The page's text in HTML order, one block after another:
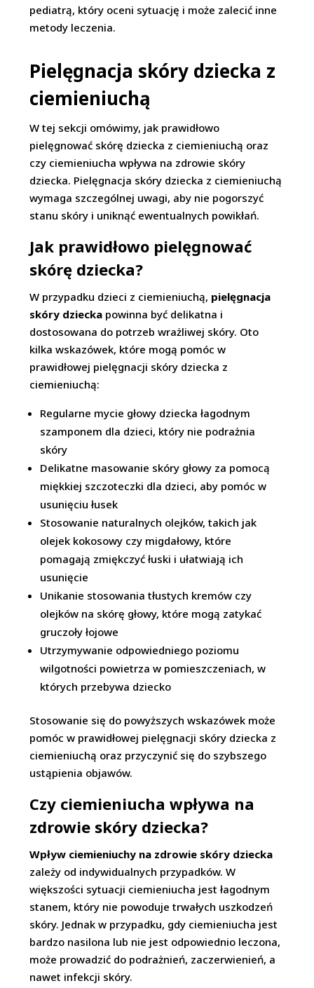
pediatrą, który oceni sytuację i może zalecić inne
metody leczenia.
Pielęgnacja skóry dziecka z
ciemieniuchą
W tej sekcji omówimy, jak prawidłowo
pielęgnować skórę dziecka z ciemieniuchą oraz
czy ciemieniucha wpływa na zdrowie skóry
dziecka. Pielęgnacja skóry dziecka z ciemieniuchą
wymaga szczególnej uwagi, aby nie pogorszyć
stanu skóry i uniknąć ewentualnych powikłań.
Jak prawidłowo pielęgnować
skórę dziecka?
W przypadku dzieci z ciemieniuchą, pielęgnacja
skóry dziecka powinna być delikatna i
dostosowana do potrzeb wrażliwej skóry. Oto
kilka wskazówek, które mogą pomóc w
prawidłowej pielęgnacji skóry dziecka z
ciemieniuchą:
Regularne mycie głowy dziecka łagodnym
szamponem dla dzieci, który nie podrażnia
skóry
Delikatne masowanie skóry głowy za pomocą
miękkiej szczoteczki dla dzieci, aby pomóc w
usunięciu łusek
Stosowanie naturalnych olejków, takich jak
olejek kokosowy czy migdałowy, które
pomagają zmiękczyć łuski i ułatwiają ich
usunięcie
Unikanie stosowania tłustych kremów czy
olejków na skórę głowy, które mogą zatykać
gruczoły łojowe
Utrzymywanie odpowiedniego poziomu
wilgotności powietrza w pomieszczeniach, w
których przebywa dziecko
Stosowanie się do powyższych wskazówek może
pomóc w prawidłowej pielęgnacji skóry dziecka z
ciemieniuchą oraz przyczynić się do szybszego
ustąpienia objawów.
Czy ciemieniucha wpływa na
zdrowie skóry dziecka?
Wpływ ciemieniuchy na zdrowie skóry dziecka
zależy od indywidualnych przypadków. W
większości sytuacji ciemieniucha jest łagodnym
stanem, który nie powoduje trwałych uszkodzeń
skóry. Jednak w przypadku, gdy ciemieniucha jest
bardzo nasilona lub nie jest odpowiednio leczona,
może prowadzić do podrażnień, zaczerwienień, a
nawet infekcji skóry.